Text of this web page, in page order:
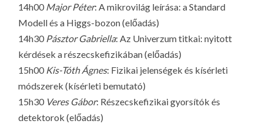
14h00 Major Péter: A mikrovilág leírása: a Standard
Modell és a Higgs-bozon (előadás)
14h30 Pásztor Gabriella: Az Univerzum titkai: nyitott
kérdések a részecskefizikában (előadás)
15h00 Kis-Tóth Ágnes: Fizikai jelenségek és kísérleti
módszerek (kísérleti bemutató)
15h30 Veres Gábor: Részecskefizikai gyorsítók és
detektorok (előadás)